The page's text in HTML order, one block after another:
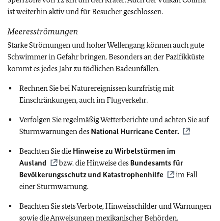
ist weiterhin aktiv und für Besucher geschlossen.
Meeresströmungen
Starke Strömungen und hoher Wellengang können auch gute
Schwimmer in Gefahr bringen. Besonders an der Pazifikküste
kommt es jedes Jahr zu tödlichen Badeunfällen.
Rechnen Sie bei Naturereignissen kurzfristig mit
Einschränkungen, auch im Flugverkehr.
Verfolgen Sie regelmäßig Wetterberichte und achten Sie auf
Sturmwarnungen des National Hurricane Center.
Beachten Sie die Hinweise zu Wirbelstürmen im
Ausland
bzw. die Hinweise des Bundesamts für
Bevölkerungsschutz und Katastrophenhilfe
im Fall
einer Sturmwarnung.
Beachten Sie stets Verbote, Hinweisschilder und Warnungen
sowie die Anweisungen mexikanischer Behörden.